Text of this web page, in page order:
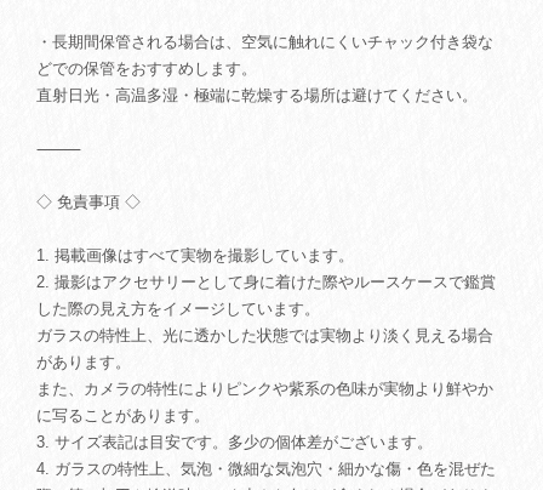
・長期間保管される場合は、空気に触れにくいチャック付き袋な
どでの保管をおすすめします。
直射日光・高温多湿・極端に乾燥する場所は避けてください。
⸻
◇ 免責事項 ◇
1. 掲載画像はすべて実物を撮影しています。
2. 撮影はアクセサリーとして身に着けた際やルースケースで鑑賞
した際の見え方をイメージしています。
ガラスの特性上、光に透かした状態では実物より淡く見える場合
があります。
また、カメラの特性によりピンクや紫系の色味が実物より鮮やか
に写ることがあります。
3. サイズ表記は目安です。多少の個体差がございます。
4. ガラスの特性上、気泡・微細な気泡穴・細かな傷・色を混ぜた